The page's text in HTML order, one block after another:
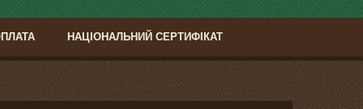
НАЦІОНАЛЬНИЙ СЕРТИФІКАТ